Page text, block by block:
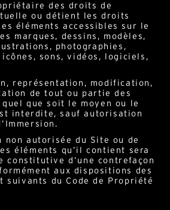
des droits de
ou détient les droits
éléments accessibles sur le
marques, dessins, modèles,
photographies,
sons, vidéos, logiciels,
représentation, modification,
de tout ou partie des
que soit le moyen ou le
interdite, sauf autorisation
non autorisée du Site ou de
éléments qu’il contient sera
constitutive d’une contrefaçon
aux dispositions des
suivants du Code de Propriété